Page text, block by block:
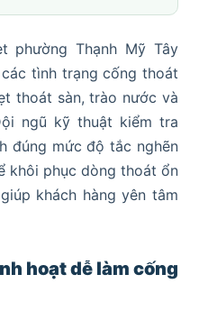
phường Thạnh Mỹ Tây
tình trạng cống thoát
thoát sàn, trào nước và
ngũ kỹ thuật kiểm tra
đúng mức độ tắc nghẽn
khôi phục dòng thoát ổn
khách hàng yên tâm
hoạt dễ làm cống